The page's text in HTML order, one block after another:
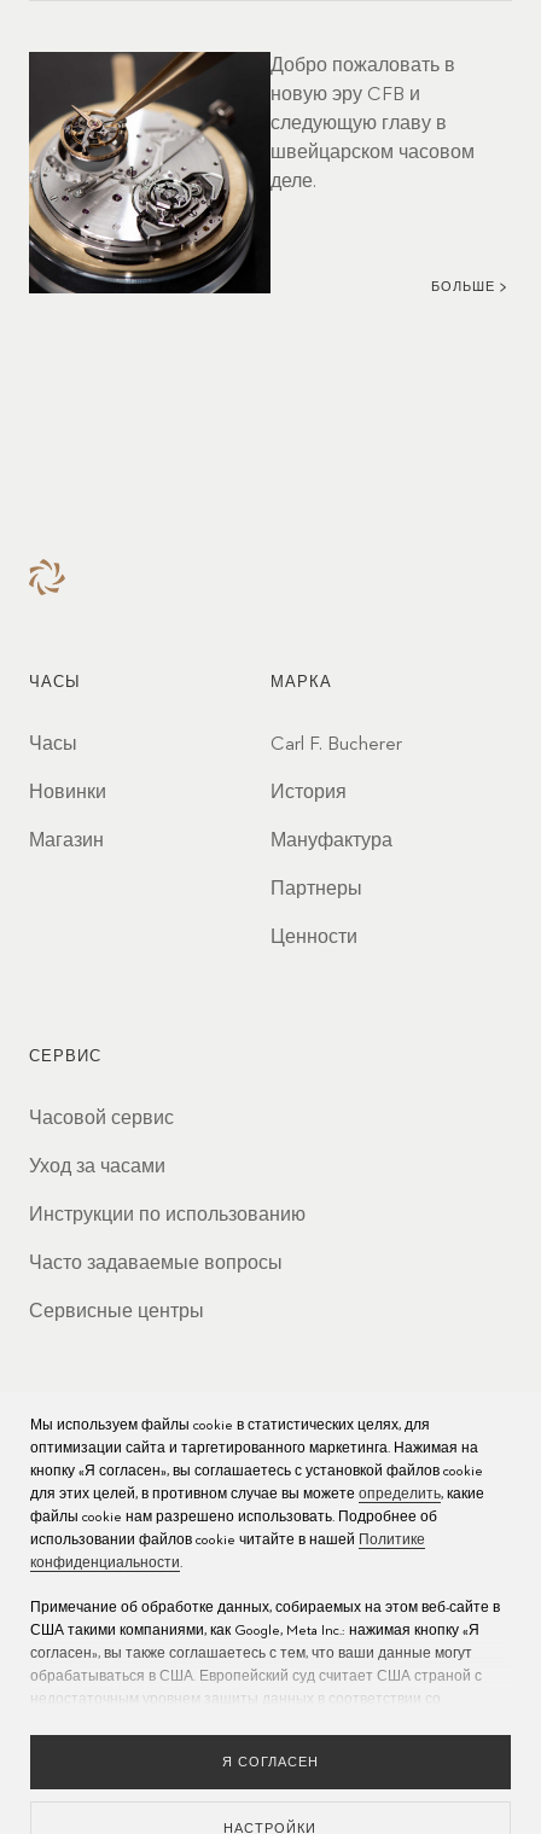
Добро пожаловать в
новую эру CFB и
следующую главу в
швейцарском часовом
деле.
БОЛЬШЕ
ЧАСЫ
Часы
Новинки
Магазин
МАРКА
Carl F. Bucherer
История
Мануфактура
Партнеры
Ценности
СЕРВИС
Часовой сервис
Уход за часами
Инструкции по использованию
Часто задаваемые вопросы
Сервисные центры
КОМПАНИЯ
Вакансии
Пресс
Мы используем файлы cookie в статистических целях, для
оптимизации сайта и таргетированного маркетинга. Нажимая на
кнопку «Я согласен», вы соглашаетесь с установкой файлов cookie
для этих целей, в противном случае вы можете определить, какие
файлы cookie нам разрешено использовать. Подробнее об
использовании файлов cookie читайте в нашей
Политике
конфиденциальности.
Примечание об обработке данных, собираемых на этом веб-сайте в
США такими компаниями, как Google, Meta Inc.: нажимая кнопку «Я
согласен», вы также соглашаетесь с тем, что ваши данные могут
обрабатываться в США. Европейский суд считает США страной с
недостаточным уровнем защиты данных в соответствии со
только основные файлы cookie, чтобы исключить возможность
описанной выше передачи данных.
Я СОГЛАСЕН
НАСТРОЙКИ